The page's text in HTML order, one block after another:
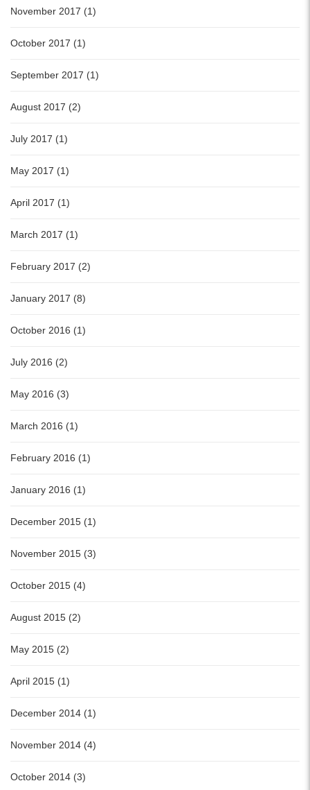
November 2017 (1)
October 2017 (1)
September 2017 (1)
August 2017 (2)
July 2017 (1)
May 2017 (1)
April 2017 (1)
March 2017 (1)
February 2017 (2)
January 2017 (8)
October 2016 (1)
July 2016 (2)
May 2016 (3)
March 2016 (1)
February 2016 (1)
January 2016 (1)
December 2015 (1)
November 2015 (3)
October 2015 (4)
August 2015 (2)
May 2015 (2)
April 2015 (1)
December 2014 (1)
November 2014 (4)
October 2014 (3)